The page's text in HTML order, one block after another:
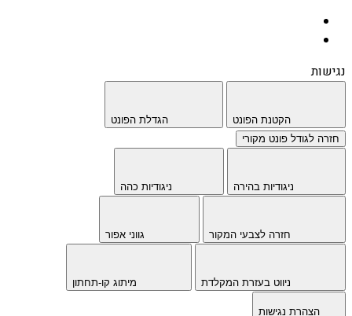
נגישות
הקטנת הפונט
הגדלת הפונט
חזרה לגודל פונט מקורי
ניגודיות בהירה ניגודיות כהה
חזרה לצבעי המקור גווני אפור
ניווט בעזרת המקלדת מיתוג קו-תחתון